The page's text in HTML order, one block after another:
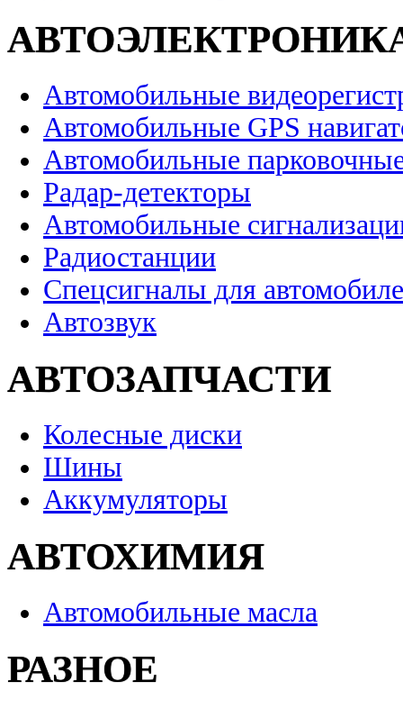
Автомобильные
Автомобильные GPS
Автомобильные
Радар-детекторы
Автомобильные
Радиостанции
Спецсигналы для
Автозвук
АВТОЗАПЧАСТИ
Колесные диски
Шины
Аккумуляторы
АВТОХИМИЯ
Автомобильные масла
РАЗНОЕ